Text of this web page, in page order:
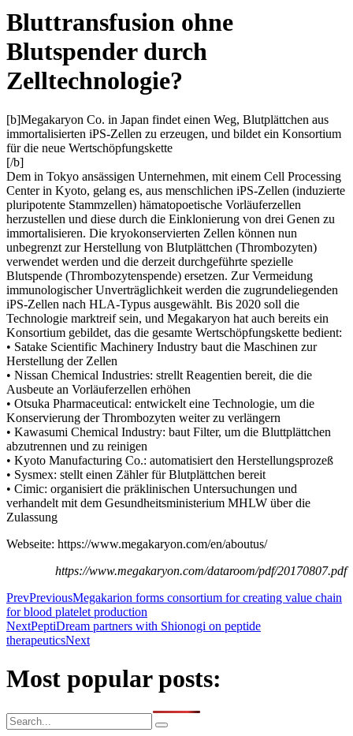
Bluttransfusion ohne
Blutspender durch
Zelltechnologie?
[b]Megakaryon Co. in Japan findet einen Weg, Blutplättchen aus
immortalisierten iPS-Zellen zu erzeugen, und bildet ein Konsortium
für die neue Wertschöpfungskette
[/b]
Dem in Tokyo ansässigen Unternehmen, mit einem Cell Processing
Center in Kyoto, gelang es, aus menschlichen iPS-Zellen (induzierte
pluripotente Stammzellen) hämatopoetische Vorläuferzellen
herzustellen und diese durch die Einklonierung von drei Genen zu
immortalisieren. Die kryokonservierten Zellen können nun
unbegrenzt zur Herstellung von Blutplättchen (Thrombozyten)
verwendet werden und die derzeit durchgeführte spezielle
Blutspende (Thrombozytenspende) ersetzen. Zur Vermeidung
immunologischer Unverträglichkeit werden die zugrundeliegenden
iPS-Zellen nach HLA-Typus ausgewählt. Bis 2020 soll die
Technologie marktreif sein, und Megakaryon hat auch bereits ein
Konsortium gebildet, das die gesamte Wertschöpfungskette bedient:
• Satake Scientific Machinery Industry baut die Maschinen zur
Herstellung der Zellen
• Nissan Chemical Industries: strellt Reagentien bereit, die die
Ausbeute an Vorläuferzellen erhöhen
• Otsuka Pharmaceutical: entwickelt eine Technologie, um die
Konservierung der Thrombozyten weiter zu verlängern
• Kawasumi Chemical Industry: baut Filter, um die Bluttplättchen
abzutrennen und zu reinigen
• Kyoto Manufacturing Co.: automatisiert den Herstellungsprozeß
• Sysmex: stellt einen Zähler für Blutplättchen bereit
• Cimic: organisiert die präklinischen Untersuchungen und
verhandelt mit dem Gesundheitsministerium MHLW über die
Zulassung
Webseite: https://www.megakaryon.com/en/aboutus/
https://www.megakaryon.com/dataroom/pdf/20170807.pdf
PrevPreviousMegakarion forms consortium for creating value chain
for blood platelet production
NextPeptiDream partners with Shionogi on peptide
therapeuticsNext
Most popular posts: